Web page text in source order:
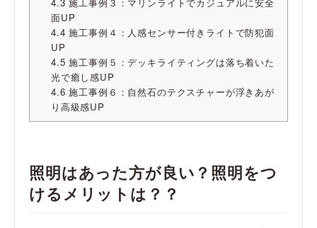
面UP
4.4 施工事例４：人感センサー付きライトで防犯面
UP
4.5 施工事例５：デッキライティングは落ち着いた
光で癒し感UP
4.6 施工事例６：自然石のテクスチャーが浮きあが
り高級感UP
照明はあった方が良い？照明をつ
けるメリットは？？